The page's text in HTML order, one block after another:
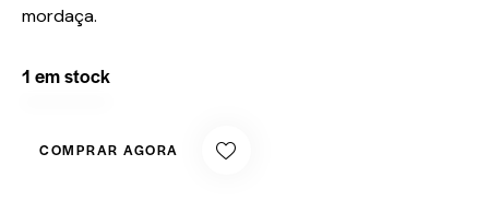
mordaça.
1 em stock
COMPRAR AGORA